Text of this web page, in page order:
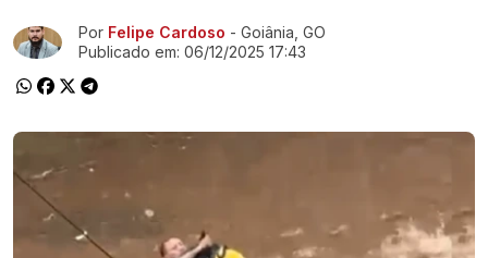
Ir direto pra matéria
Por Felipe Cardoso - Goiânia, GO
Publicado em: 06/12/2025 17:43